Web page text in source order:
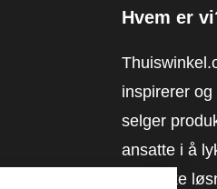
Hvem er
inspirerer
selger
ansatte i å
praktiske